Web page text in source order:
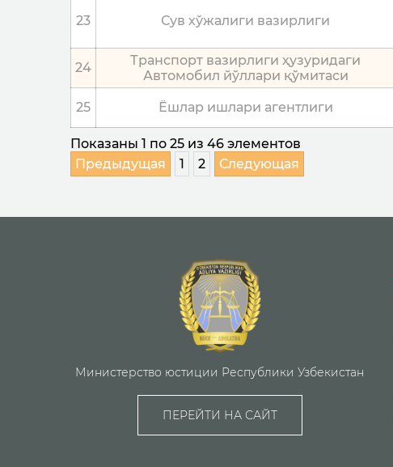
23 Сув хўжалиги вазирлиги
24
Транспорт вазирлиги ҳузуридаги
Автомобил йўллари қўмитаси
25 Ёшлар ишлари агентлиги
Показаны 1 по 25 из 46 элементов
Предыдущая
1 2 Следующая
Министерство юстиции Республики Узбекистан
ПЕРЕЙТИ НА САЙТ